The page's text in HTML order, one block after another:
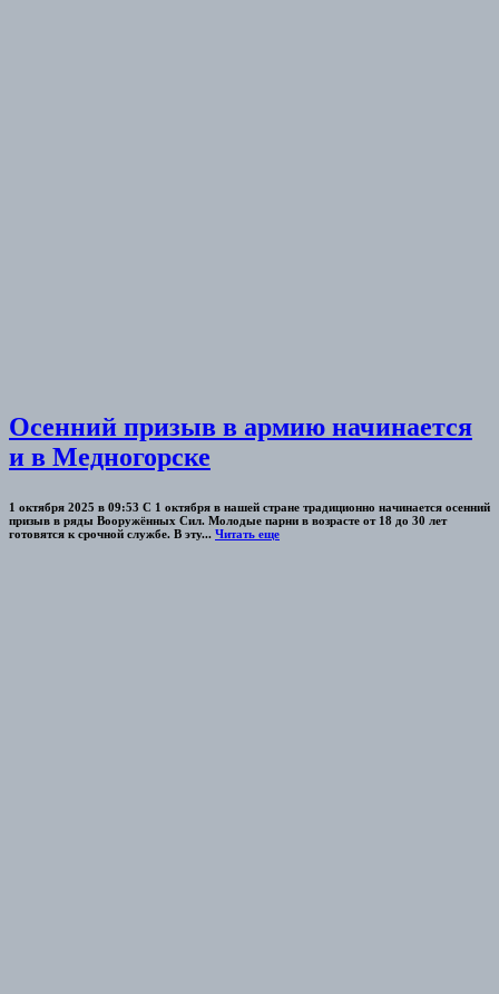
Осенний призыв в армию начинается
и в Медногорске
1 октября 2025 в 09:53 С 1 октября в нашей стране традиционно начинается осенний
призыв в ряды Вооружённых Сил. Молодые парни в возрасте от 18 до 30 лет
готовятся к срочной службе. В эту... Читать еще